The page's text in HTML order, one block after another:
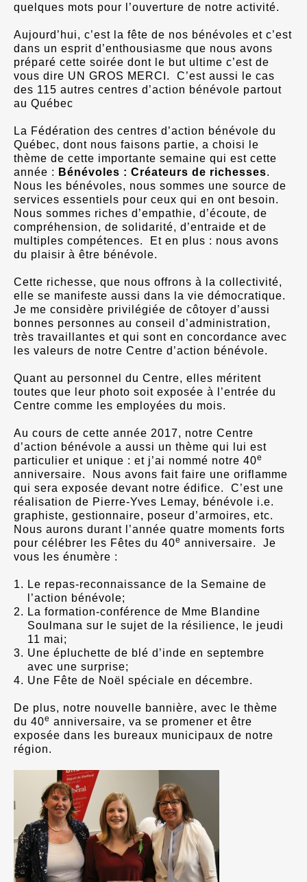
quelques mots pour l’ouverture de notre activité.
Aujourd’hui, c’est la fête de nos bénévoles et c’est
dans un esprit d’enthousiasme que nous avons
préparé cette soirée dont le but ultime c’est de
vous dire UN GROS MERCI. C’est aussi le cas
des 115 autres centres d’action bénévole partout
au Québec
La Fédération des centres d’action bénévole du
Québec, dont nous faisons partie, a choisi le
thème de cette importante semaine qui est cette
année : Bénévoles : Créateurs de richesses.
Nous les bénévoles, nous sommes une source de
services essentiels pour ceux qui en ont besoin.
Nous sommes riches d’empathie, d’écoute, de
compréhension, de solidarité, d’entraide et de
multiples compétences. Et en plus : nous avons
du plaisir à être bénévole.
Cette richesse, que nous offrons à la collectivité,
elle se manifeste aussi dans la vie démocratique.
Je me considère privilégiée de côtoyer d’aussi
bonnes personnes au conseil d’administration,
très travaillantes et qui sont en concordance avec
les valeurs de notre Centre d’action bénévole.
Quant au personnel du Centre, elles méritent
toutes que leur photo soit exposée à l’entrée du
Centre comme les employées du mois.
Au cours de cette année 2017, notre Centre
d’action bénévole a aussi un thème qui lui est
particulier et unique : et j’ai nommé notre 40e
anniversaire. Nous avons fait faire une oriflamme
qui sera exposée devant notre édifice. C’est une
réalisation de Pierre-Yves Lemay, bénévole i.e.
graphiste, gestionnaire, poseur d’armoires, etc.
Nous aurons durant l’année quatre moments forts
pour célébrer les Fêtes du 40e anniversaire. Je
vous les énumère :
Le repas-reconnaissance de la Semaine de
l’action bénévole;
La formation-conférence de Mme Blandine
Soulmana sur le sujet de la résilience, le jeudi
11 mai;
Une épluchette de blé d’inde en septembre
avec une surprise;
Une Fête de Noël spéciale en décembre.
De plus, notre nouvelle bannière, avec le thème
du 40e anniversaire, va se promener et être
exposée dans les bureaux municipaux de notre
région.